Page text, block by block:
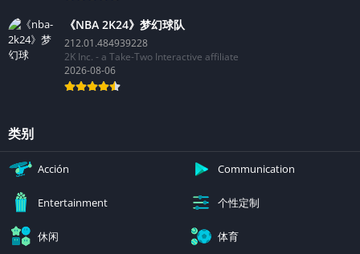
《NBA 2K24》梦幻球队
212.01.484939228
2K Inc. - a Take-Two Interactive affiliate
2026-08-06
类别
Acción Communication
Entertainment 个性定制
休闲 体育